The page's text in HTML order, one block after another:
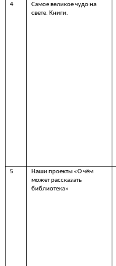
4
Самое великое чудо на
свете. Книги.
5
Наши проекты «О чём
может рассказать
библиотека»